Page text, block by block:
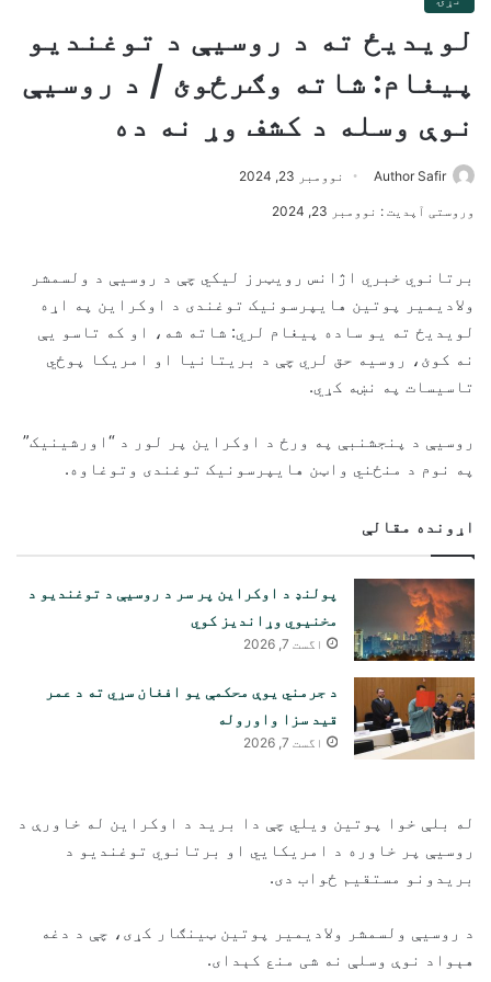
لویدیځ ته د روسیې د توغندیو
پیغام: شاته وګرځوئ / د روسیې
نوې وسله د کشف وړ نه ده
Author Safir نوومبر 23, 2024
وروستی آپدیت : نوومبر 23, 2024
برتانوي خبري اژانس رویټرز لیکي چې د روسیې د ولسمشر
ولادیمیر پوتین هایپرسونیک توغندی د اوکراین په اړه
لویدیځ ته یو ساده پیغام لري: شاته شه، او که تاسو یې
نه کوئ، روسیه حق لري چې د بریتانیا او امریکا پوځي
تاسیسات په نښه کړي.
روسیې د پنجشنبې په ورځ د اوکراین پر لور د “اورشینیک”
په نوم د منځني واټن هایپرسونیک توغندی وتوغاوه.
اړونده مقالې
پولنډ د اوکراین پر سر د روسیې د توغندیو د
مخنیوي وړاندیز کوي
اگست 7, 2026
د جرمني یوې محکمې یو افغان سړي ته د عمر
قید سزا واوروله
اگست 7, 2026
له بلې خوا پوتین ویلي چې دا برید د اوکراین له خاورې د
روسیې پر خاوره د امریکايي او برتانوي توغندیو د
بریدونو مستقیم ځواب دی.
د روسیې ولسمشر ولادیمیر پوتین ټینګار کړی، چې د دغه
هېواد نوې وسلې نه شی منع کېدای.